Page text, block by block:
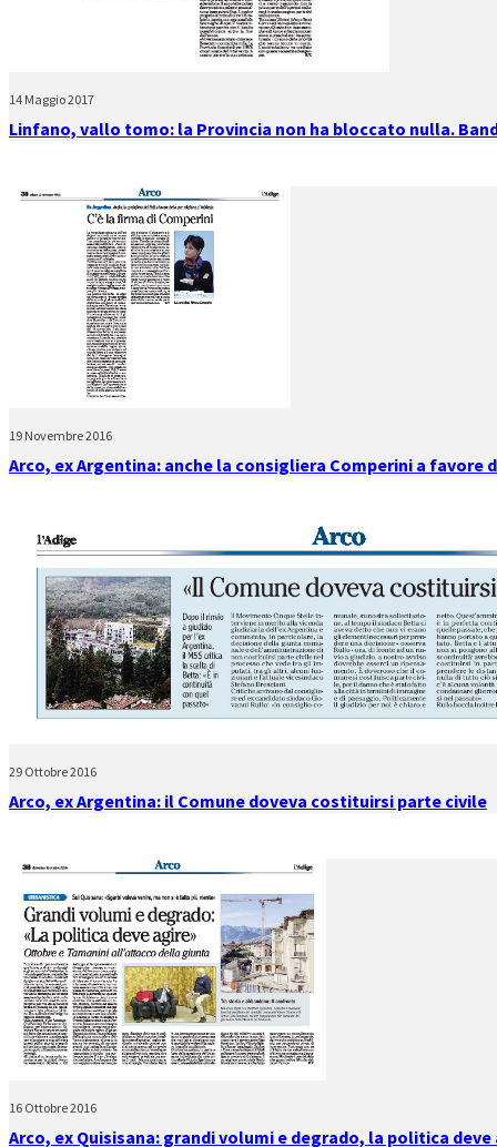
14 Maggio 2017
Linfano, vallo tomo: la Provincia non ha bloccato nulla.
19 Novembre 2016
Arco, ex Argentina: anche la consigliera Comperini a favore
29 Ottobre 2016
Arco, ex Argentina: il Comune doveva costituirsi parte civile
16 Ottobre 2016
Arco, ex Quisisana: grandi volumi e degrado, la politica deve